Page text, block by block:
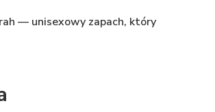
— unisexowy zapach, który